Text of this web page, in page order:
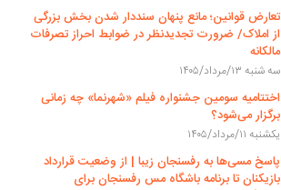
تعارض قوانین؛ مانع پنهان سنددار شدن بخش بزرگی
از املاک/ ضرورت تجدیدنظر در ضوابط احراز تصرفات
مالکانه
سه شنبه ۱۳/مرداد/۱۴۰۵
اختتامیه سومین جشنواره فیلم «شهرنما» چه زمانی
برگزار می‌شود؟
یکشنبه ۱۱/مرداد/۱۴۰۵
پاسخ مسی‌ها به رفسنجان زیبا | از وضعیت قرارداد
بازیکنان تا برنامه باشگاه مس رفسنجان برای